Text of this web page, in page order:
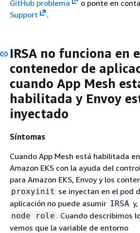
GitHub problema o ponte en
Support
.
IRSA no funciona en
contenedor de
cuando App Mesh
habilitada y Envoy
inyectado
Síntomas
Cuando App Mesh está habilitada
Amazon EKS con la ayuda del
para Amazon EKS, Envoy y los
proxyinit se inyectan en el pod
aplicación no puede asumir IRSA
node role . Cuando describimos
vemos que la variable de entorno